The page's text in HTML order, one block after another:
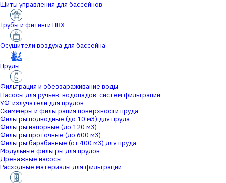
Щиты управления для бассейнов
Трубы и фитинги ПВХ
Осушители воздуха для бассейна
Пруды
Фильтрация и обеззараживание воды
Насосы для ручьев, водопадов, систем фильтрации
УФ-излучатели для прудов
Скиммеры и фильтрация поверхности пруда
Фильтры подводные (до 10 м3) для пруда
Фильтры напорные (до 120 м3)
Фильтры проточные (до 600 м3)
Фильтры барабанные (от 400 м3) для пруда
Модульные фильтры для прудов
Дренажные насосы
Расходные материалы для фильтрации